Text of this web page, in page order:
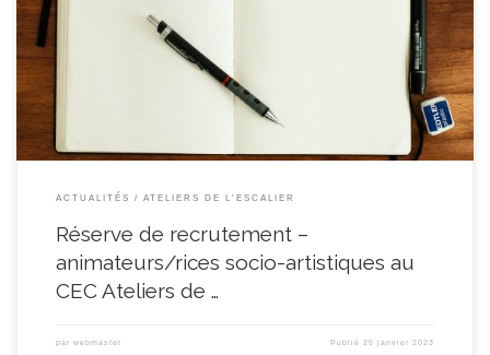
compétences pédagogiques et artistiques, une curiosité pour toutes
formes d’art (dessin, peinture, céramique, sculpture, théâtre, cinéma,
écriture, photographie, etc) et beaucoup de créativité ! A vos CV ! Envoyez-
nous votre candidature sur […]
ACTUALITÉS ATELIERS DE L'ESCALIER
Réserve de recrutement –
animateurs/rices socio-artistiques au
CEC Ateliers de …
par webmaster Publié25 janvier 2023